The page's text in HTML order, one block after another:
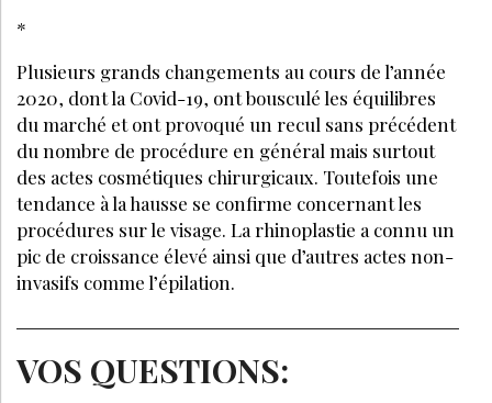
*
Plusieurs grands changements au cours de l’année
2020, dont la Covid-19, ont bousculé les équilibres
du marché et ont provoqué un recul sans précédent
du nombre de procédure en général mais surtout
des actes cosmétiques chirurgicaux. Toutefois une
tendance à la hausse se confirme concernant les
procédures sur le visage. La rhinoplastie a connu un
pic de croissance élevé ainsi que d’autres actes non-
invasifs comme l’épilation.
VOS QUESTIONS: